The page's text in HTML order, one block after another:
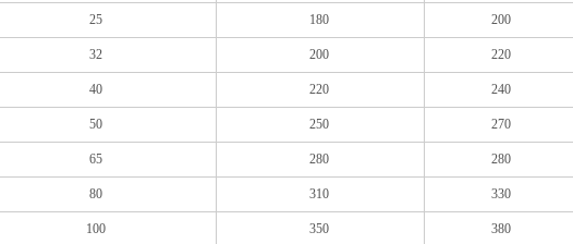
25 180 200
32 200 220
40 220 240
50 250 270
65 280 280
80 310 330
100 350 380